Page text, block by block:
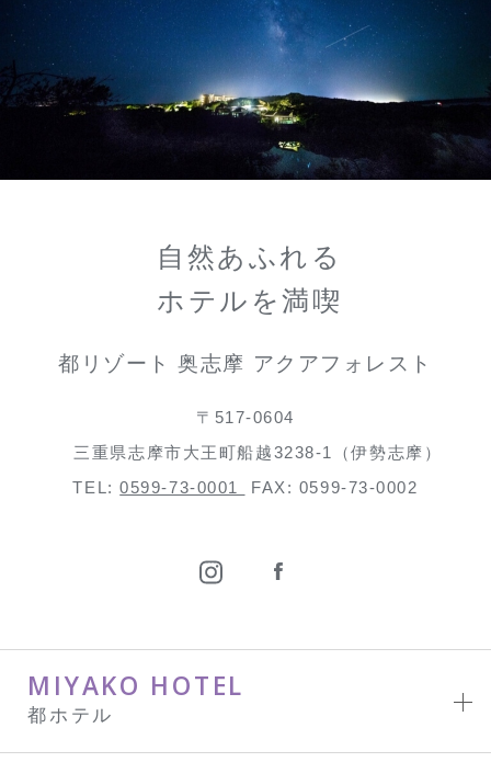
自然あふれる
ホテルを満喫
都リゾート 奥志摩 アクアフォレスト
〒517-0604
三重県志摩市大王町船越3238-1（伊勢志摩）
TEL:0599-73-0001 FAX: 0599-73-0002
MIYAKO HOTEL
都ホテル